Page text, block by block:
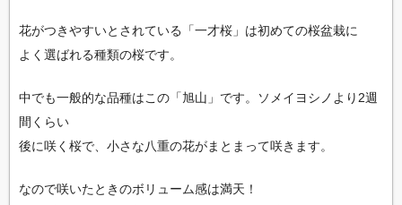
花がつきやすいとされている「一才桜」は初めての桜盆栽に
よく選ばれる種類の桜です。
中でも一般的な品種はこの「旭山」です。ソメイヨシノより2週
間くらい
後に咲く桜で、小さな八重の花がまとまって咲きます。
なので咲いたときのボリューム感は満天！